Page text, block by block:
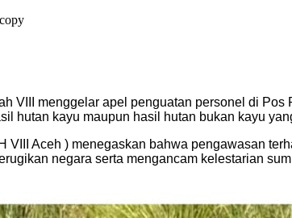
VIII menggelar apel penguatan personel di
hutan kayu maupun hasil hutan bukan kayu
Aceh ) menegaskan bahwa pengawasan
negara serta mengancam kelestarian